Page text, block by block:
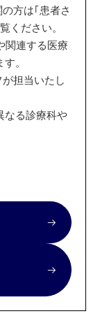
方は｢患者さ
ください。
関連する医療
。
担当いたし
なる診療科や